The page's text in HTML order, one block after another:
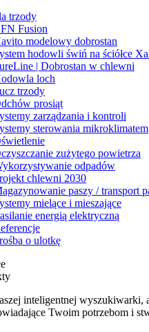
trzody
Fusion
modelowy dobrostan
hodowli świń na ściółce
| Dobrostan w chlewni
loch
trzody
prosiąt
zarządzania i kontroli
sterowania mikroklimatem
zużytego powietrza
odpadów
chlewni 2030
paszy / transport
mielące i mieszające
energią elektryczną
o ulotkę
inteligentnej wyszukiwarki,
Twoim potrzebom i